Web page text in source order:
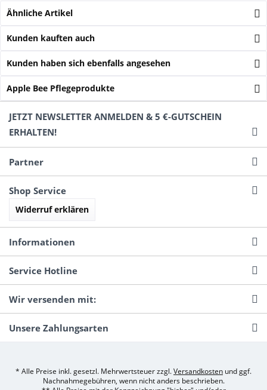
Ähnliche Artikel
Kunden kauften auch
Kunden haben sich ebenfalls angesehen
Apple Bee Pflegeprodukte
JETZT NEWSLETTER ANMELDEN & 5 €-GUTSCHEIN
ERHALTEN!
Partner
Shop Service
Widerruf erklären
Informationen
Service Hotline
Wir versenden mit:
Unsere Zahlungsarten
* Alle Preise inkl. gesetzl. Mehrwertsteuer zzgl.Versandkosten und ggf.
Nachnahmegebühren, wenn nicht anders beschrieben.